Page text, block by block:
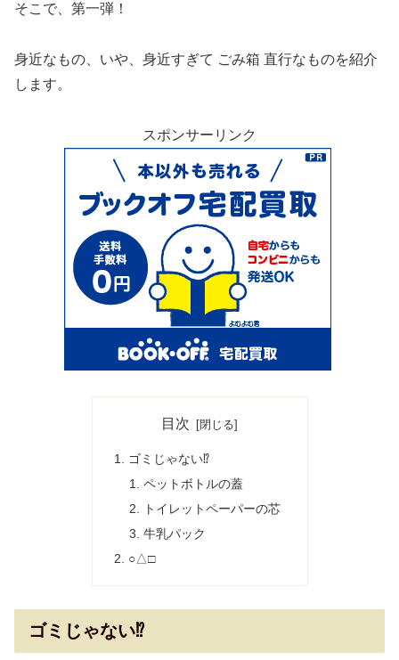
そこで、第一弾！
身近なもの、いや、身近すぎて ごみ箱 直行なものを紹介
します。
スポンサーリンク
目次
ゴミじゃない⁉
ペットボトルの蓋
トイレットペーパーの芯
牛乳パック
○△□
ゴミじゃない⁉